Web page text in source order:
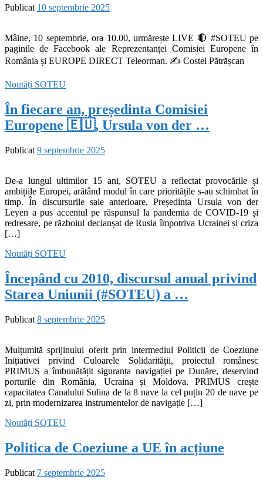
Publicat 10 septembrie 2025
Mâine, 10 septembrie, ora 10.00, urmărește LIVE 🔴 #SOTEU pe
paginile de Facebook ale Reprezentanței Comisiei Europene în
România și EUROPE DIRECT Teleorman. ✍️ Costel Pătrășcan
Noutăți SOTEU
În fiecare an, președinta Comisiei
Europene 🇪🇺, Ursula von der …
Publicat 9 septembrie 2025
De-a lungul ultimilor 15 ani, SOTEU a reflectat provocările și
ambițiile Europei, arătând modul în care prioritățile s-au schimbat în
timp. În discursurile sale anterioare, Președinta Ursula von der
Leyen a pus accentul pe răspunsul la pandemia de COVID-19 și
redresare, pe războiul declanșat de Rusia împotriva Ucrainei și criza
[…]
Noutăți SOTEU
Începând cu 2010, discursul anual privind
Starea Uniunii (#SOTEU) a …
Publicat 8 septembrie 2025
Mulțumită sprijinului oferit prin intermediul Politicii de Coeziune
Inițiativei privind Culoarele Solidarității, proiectul românesc
PRIMUS a îmbunătățit siguranța navigației pe Dunăre, deservind
porturile din România, Ucraina și Moldova. PRIMUS crește
capacitatea Canalului Sulina de la 8 nave la cel puțin 20 de nave pe
zi, prin modernizarea instrumentelor de navigație […]
Noutăți SOTEU
Politica de Coeziune a UE în acțiune
Publicat 7 septembrie 2025